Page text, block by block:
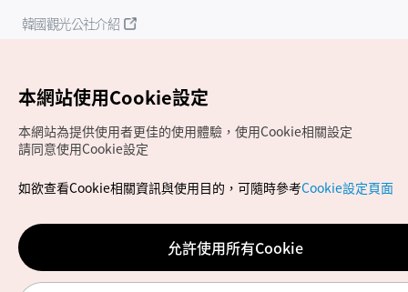
韓國觀光公社介紹
Copyrights (c) 韓國觀光公社版權所有
如有相關疑問或建議，歡迎來信至官方信箱
chinese_big5@knto.or.kr
本網站使用Cookie設定
本網站為提供使用者更佳的使用體驗，使用Cookie相關設定
請同意使用Cookie設定
如欲查看Cookie相關資訊與使用目的，可隨時參考Cookie設定頁面
允許使用所有Cookie